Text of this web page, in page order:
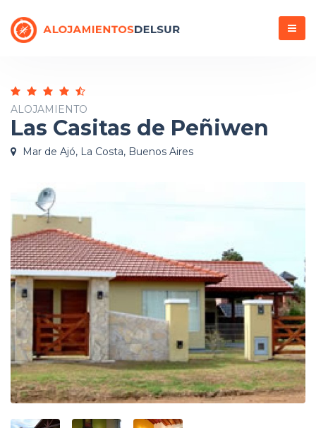
Menú
ALOJAMIENTO
Las Casitas de Peñiwen
Mar de Ajó, La Costa, Buenos Aires